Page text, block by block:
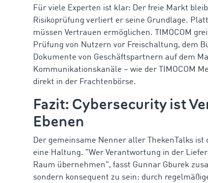
Für viele Experten ist klar: Der freie Markt
Risikoprüfung verliert er seine Grundlage.
müssen Vertrauen ermöglichen. TIMOCOM
Prüfung von Nutzern vor Freischaltung, dem
Dokumente von Geschäftspartnern auf dem
Kommunikationskanäle – wie der TIMOCOM
direkt in der Frachtenbörse.
Fazit: Cybersecurity ist
Ebenen
Der gemeinsame Nenner aller ThekenTalks
eine Haltung. "Wer Verantwortung in der
Raum übernehmen", fasst Gunnar Gburek
sondern konsequent zu sein: durch